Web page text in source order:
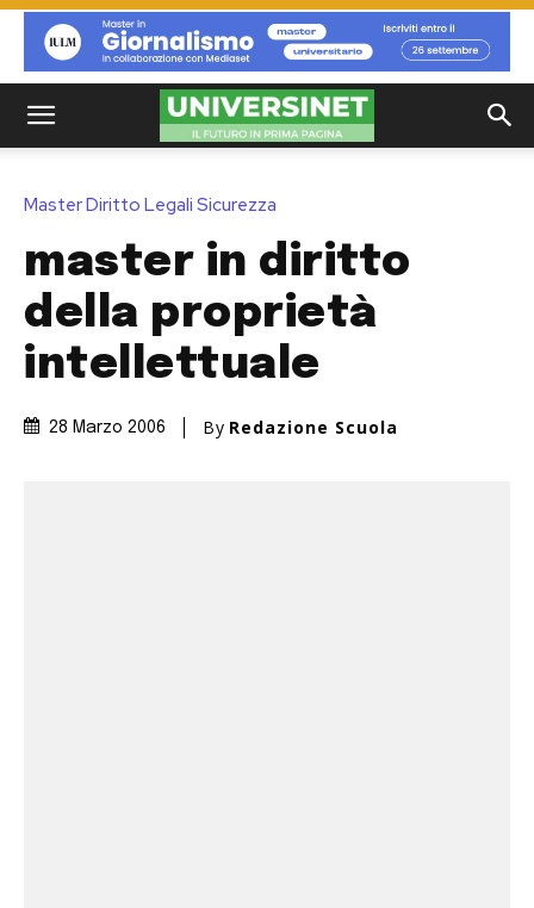
Master Diritto Legali Sicurezza
master in diritto
della proprietà
intellettuale
28 Marzo 2006 By Redazione Scuola